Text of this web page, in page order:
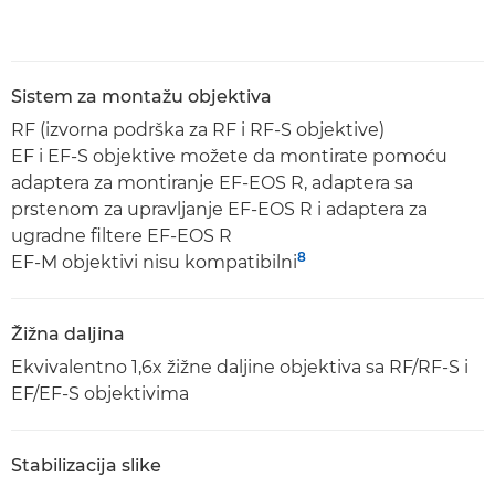
Sistem za montažu objektiva
RF (izvorna podrška za RF i RF-S objektive)
EF i EF-S objektive možete da montirate pomoću
adaptera za montiranje EF-EOS R, adaptera sa
prstenom za upravljanje EF-EOS R i adaptera za
ugradne filtere EF-EOS R
EF-M objektivi nisu kompatibilni8
Žižna daljina
Ekvivalentno 1,6x žižne daljine objektiva sa RF/RF-S i
EF/EF-S objektivima
Stabilizacija slike